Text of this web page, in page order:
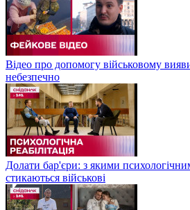
Відео про допомогу військовому
небезпечно
Долати бар'єри: з якими
стикаються військові